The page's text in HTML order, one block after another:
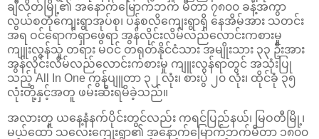
ချီလိတ်မြို့၏ အနောက်မြောက်ဘက် မီတာ ၇၈၀၀ ခန့်အကွာ
လွယ်စတုံကျေးရွာအုပ်စု၊ ပန်စလိကျေးရွာရှိ နေအိမ်အား သတင်း
အရ ဝင်ရောက်ရှာဖွေရာ အွန်လိုင်းလိမ်လည်လောင်းကစားမှု
ကျူးလွန်သူ တရား မဝင် တရုတ်နိုင်ငံသား အမျိုးသား ၃၃ ဦးအား
အွန်လိုင်းလိမ်လည်လောင်းကစားမှု ကျူးလွန်ရာတွင် အသုံးပြု
သည့် All In One ကွန်ပျူတာ ၃၂ လုံး၊ စားပွဲ ၂၀ လုံး၊ ထိုင်ခုံ ၃၅
လုံးတို့နှင့်အတူ ဖမ်းဆီးရမိခဲ့သည်။
အလားတူ ယနေ့နံနက်ပိုင်းတွင်လည်း ကရင်ပြည်နယ်၊ မြဝတီမြို့၊
မယ်ထော် သလေးကျေးရွာ၏ အနောက်မြောက်ဘက်မီတာ ၁၈၀၀